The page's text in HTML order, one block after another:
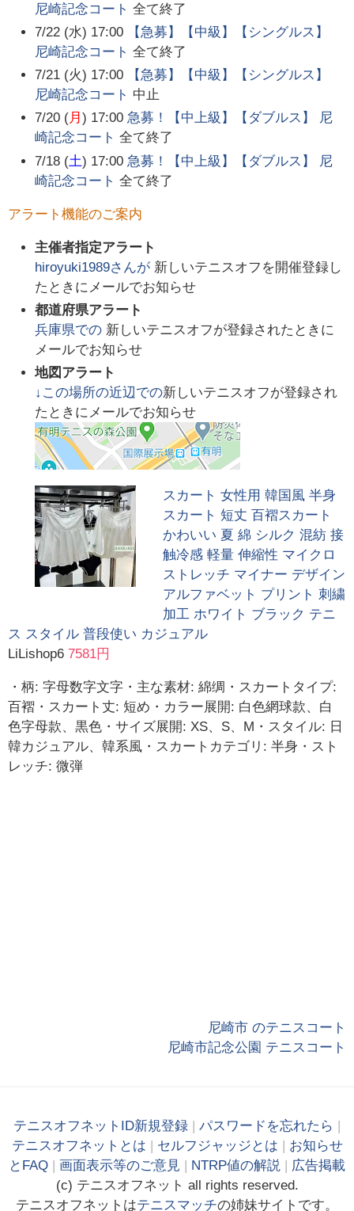
尼崎記念コート 全て終了
7/22 (水) 17:00
【急募】【中級】【シングルス】
尼崎記念コート 全て終了
7/21 (火) 17:00
【急募】【中級】【シングルス】
尼崎記念コート 中止
7/20 (月) 17:00 急募！【中上級】【ダブルス】 尼
崎記念コート 全て終了
7/18 (土) 17:00 急募！【中上級】【ダブルス】 尼
崎記念コート 全て終了
アラート機能のご案内
主催者指定アラート
hiroyuki1989さんが 新しいテニスオフを開催登録し
たときにメールでお知らせ
都道府県アラート
兵庫県での 新しいテニスオフが登録されたときに
メールでお知らせ
地図アラート
↓この場所の近辺での新しいテニスオフが登録され
たときにメールでお知らせ
スカート 女性用 韓国風 半身
スカート 短丈 百褶スカート
かわいい 夏 綿 シルク 混紡 接
触冷感 軽量 伸縮性 マイクロ
ストレッチ マイナー デザイン
アルファベット プリント 刺繍
加工 ホワイト ブラック テニ
ス スタイル 普段使い カジュアル
LiLishop6 7581円
・柄: 字母数字文字・主な素材: 綿绸・スカートタイプ:
百褶・スカート丈: 短め・カラー展開: 白色網球款、白
色字母款、黒色・サイズ展開: XS、S、M・スタイル: 日
韓カジュアル、韓系風・スカートカテゴリ: 半身・スト
レッチ: 微弾
尼崎市 のテニスコート
尼崎市記念公園 テニスコート
テニスオフネットID新規登録 | パスワードを忘れたら |
テニスオフネットとは | セルフジャッジとは | お知らせ
とFAQ | 画面表示等のご意見 | NTRP値の解説 | 広告掲載
(c) テニス オフネット all rights reserved.
テニスオフネットはテニスマッチの姉妹サイトです。